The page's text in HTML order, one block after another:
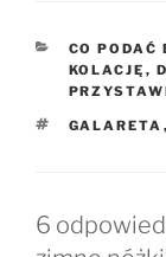
KATEGORIE
CO PODAĆ
KOLACJĘ ,
TAGI
GALARETA ,
6